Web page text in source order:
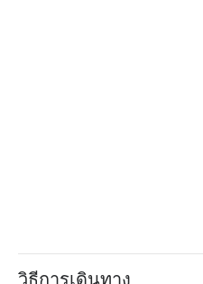
วิธีการเดินทาง